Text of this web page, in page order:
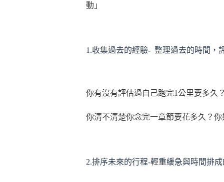
動」
1.收集過去的經驗- 整理過去的時間，
你有沒有評估過自己跑完1公里要多久
你清不清楚你念完一章節要花多久？
2.排序未來的行程-輕重緩急與時間排